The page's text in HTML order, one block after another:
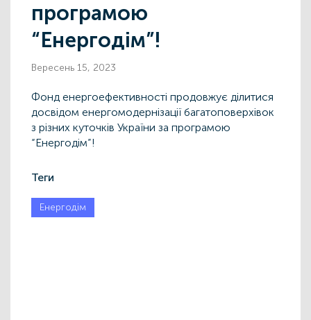
програмою
“Енергодім”!
Вересень 15, 2023
Фонд енергоефективності продовжує ділитися
досвідом енергомодернізації багатоповерхівок
з різних куточків України за програмою
“Енергодім”!
Теги
Енергодім